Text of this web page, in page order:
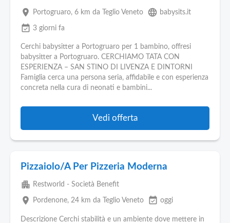
place Portogruaro, 6 km da Teglio Veneto language babysits.it
event_available 3 giorni fa
Cerchi babysitter a Portogruaro per 1 bambino, offresi
babysitter a Portogruaro. CERCHIAMO TATA CON
ESPERIENZA – SAN STINO DI LIVENZA E DINTORNI
Famiglia cerca una persona seria, affidabile e con esperienza
concreta nella cura di neonati e bambini...
Vedi offerta
Pizzaiolo/A Per Pizzeria Moderna
apartment Restworld - Società Benefit
place Pordenone, 24 km da Teglio Veneto event_available oggi
Descrizione Cerchi stabilità e un ambiente dove mettere in